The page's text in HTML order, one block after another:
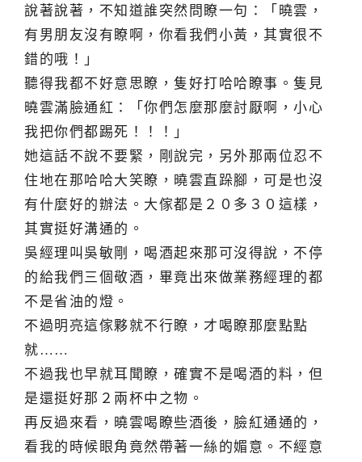
說著說著，不知道誰突然問瞭一句：「曉雲，
有男朋友沒有瞭啊，你看我們小黃，其實很不
錯的哦！」
聽得我都不好意思瞭，隻好打哈哈瞭事。隻見
曉雲滿臉通紅：「你們怎麼那麼討厭啊，小心
我把你們都踢死！！！」
她這話不說不要緊，剛說完，另外那兩位忍不
住地在那哈哈大笑瞭，曉雲直跺腳，可是也沒
有什麼好的辦法。大傢都是２０多３０這樣，
其實挺好溝通的。
吳經理叫吳敏剛，喝酒起來那可沒得說，不停
的給我們三個敬酒，畢竟出來做業務經理的都
不是省油的燈。
不過明亮這傢夥就不行瞭，才喝瞭那麼點點
就……
不過我也早就耳聞瞭，確實不是喝酒的料，但
是還挺好那２兩杯中之物。
再反過來看，曉雲喝瞭些酒後，臉紅通通的，
看我的時候眼角竟然帶著一絲的媚意。不經意